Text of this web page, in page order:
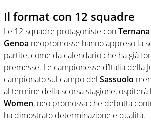
Il format con 12 squadre
Le 12 squadre protagoniste con
Genoa neopromosse hanno appreso la
partite, come da calendario che ha già
premesse. Le campionesse d’Italia della
campionato sul campo del Sassuolo
al termine della scorsa stagione, ospiterà
Women, neo promossa che debutta
ha dimostrato determinazione e qualità.